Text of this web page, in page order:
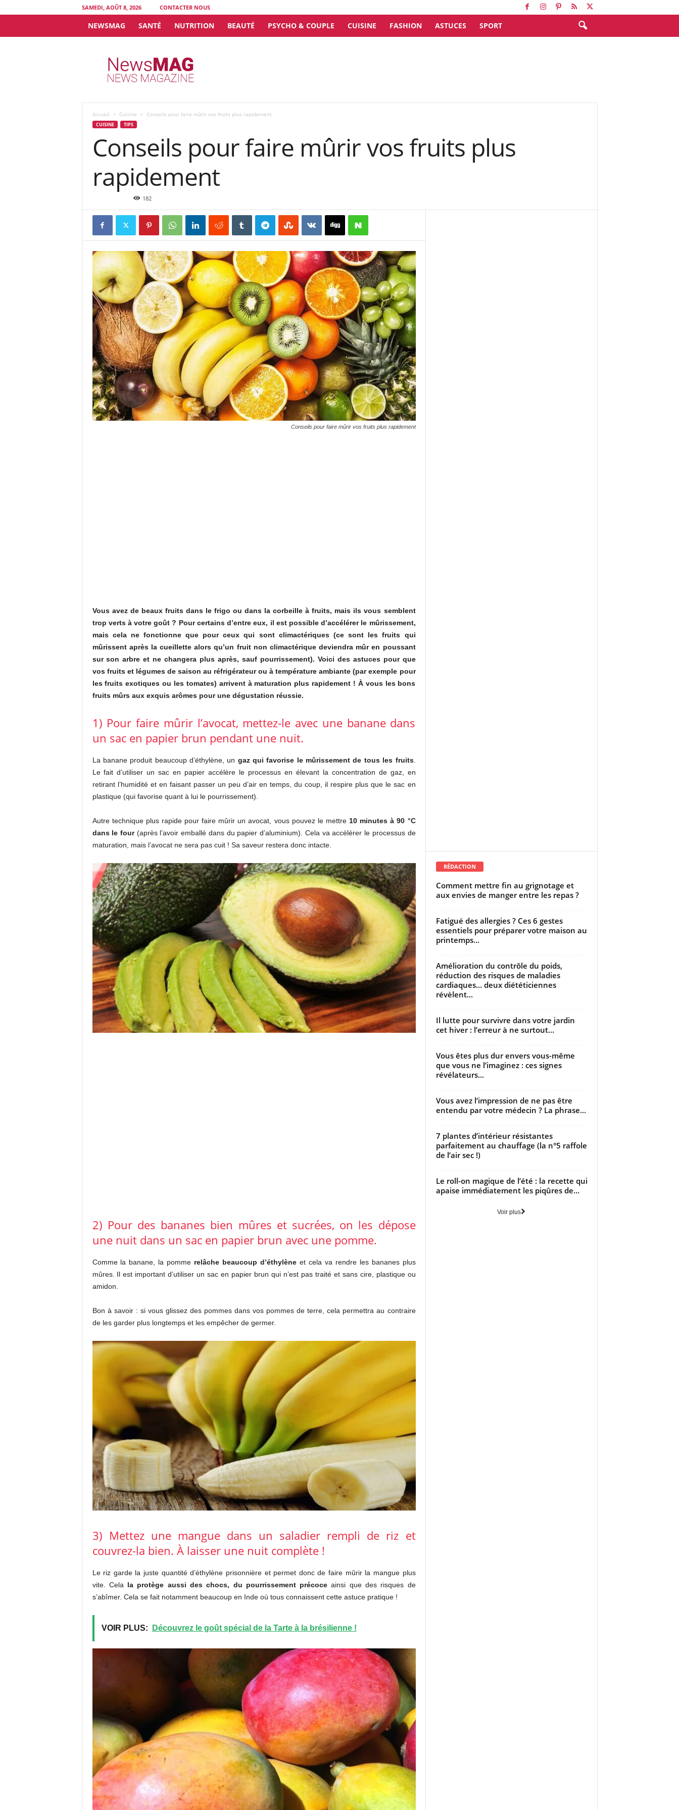
SAMEDI, AOÛT 8, 2026 CONTACTER NOUS
NEWSMAG SANTÉ NUTRITION BEAUTÉ PSYCHO & COUPLE CUISINE FASHION ASTUCES SPORT
Accueil Cuisine Conseils pour faire mûrir vos fruits plus rapidement
CUISINE TIPS
Conseils pour faire mûrir vos fruits plus
rapidement
182
Conseils pour faire mûrir vos fruits plus rapidement
Vous avez de beaux fruits dans le frigo ou dans la corbeille à fruits, mais ils vous semblent
trop verts à votre goût ? Pour certains d’entre eux, il est possible d’accélérer le mûrissement,
mais cela ne fonctionne que pour ceux qui sont climactériques (ce sont les fruits qui
mûrissent après la cueillette alors qu’un fruit non climactérique deviendra mûr en poussant
sur son arbre et ne changera plus après, sauf pourrissement). Voici des astuces pour que
vos fruits et légumes de saison au réfrigérateur ou à température ambiante (par exemple pour
les fruits exotiques ou les tomates) arrivent à maturation plus rapidement ! À vous les bons
fruits mûrs aux exquis arômes pour une dégustation réussie.
1) Pour faire mûrir l’avocat, mettez-le avec une banane dans
un sac en papier brun pendant une nuit.
La banane produit beaucoup d’éthylène, un gaz qui favorise le mûrissement de tous les fruits.
Le fait d’utiliser un sac en papier accélère le processus en élevant la concentration de gaz, en
retirant l’humidité et en faisant passer un peu d’air en temps, du coup, il respire plus que le sac en
plastique (qui favorise quant à lui le pourrissement).
Autre technique plus rapide pour faire mûrir un avocat, vous pouvez le mettre 10 minutes à 90 °C
dans le four(après l’avoir emballé dans du papier d’aluminium). Cela va accélérer le processus de
maturation, mais l’avocat ne sera pas cuit ! Sa saveur restera donc intacte.
2) Pour des bananes bien mûres et sucrées, on les dépose
une nuit dans un sac en papier brun avec une pomme.
Comme la banane, la pomme relâche beaucoup d’éthylène et cela va rendre les bananes plus
mûres. Il est important d’utiliser un sac en papier brun qui n’est pas traité et sans cire, plastique ou
amidon.
Bon à savoir : si vous glissez des pommes dans vos pommes de terre, cela permettra au contraire
de les garder plus longtemps et les empêcher de germer.
3) Mettez une mangue dans un saladier rempli de riz et
couvrez-la bien. À laisser une nuit complète !
Le riz garde la juste quantité d’éthylène prisonnière et permet donc de faire mûrir la mangue plus
vite. Cela la protège aussi des chocs, du pourrissement précoce ainsi que des risques de
s’abîmer. Cela se fait notamment beaucoup en Inde où tous connaissent cette astuce pratique !
VOIR PLUS: Découvrez le goût spécial de la Tarte à la brésilienne !
RÉDACTION
Comment mettre fin au grignotage et
aux envies de manger entre les repas ?
Fatigué des allergies ? Ces 6 gestes
essentiels pour préparer votre maison au
printemps...
Amélioration du contrôle du poids,
réduction des risques de maladies
cardiaques… deux diététiciennes
révèlent...
Il lutte pour survivre dans votre jardin
cet hiver : l’erreur à ne surtout...
Vous êtes plus dur envers vous-même
que vous ne l’imaginez : ces signes
révélateurs...
Vous avez l’impression de ne pas être
entendu par votre médecin ? La phrase...
7 plantes d’intérieur résistantes
parfaitement au chauffage (la n°5 raffole
de l’air sec !)
Le roll-on magique de l’été : la recette qui
apaise immédiatement les piqûres de...
Voir plus